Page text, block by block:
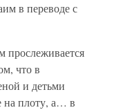
в переводе с
что в
и детьми
на плоту, а… в